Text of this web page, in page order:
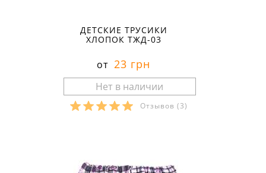
ДЕТСКИЕ ТРУСИКИ
ХЛОПОК ТЖД-03
от 23 грн
Отзывов (3)